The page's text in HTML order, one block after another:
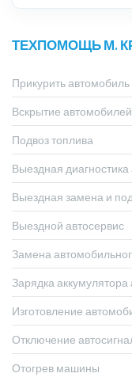
ТЕХПОМОЩЬ М.
Прикурить автомобиль
Вскрытие
Подвоз топлива
Выездная диагностика
Выездная замена и
Выездной автосервис
Замена
Зарядка
Изготовление
Отключение
Отогрев машины